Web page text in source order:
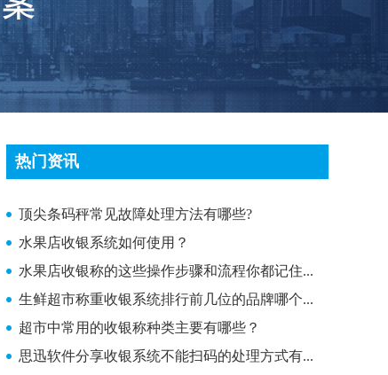
热门资讯
顶尖条码秤常见故障处理方法有哪些?
顶尖条码秤常见故障处理方法有哪些?
水果店收银系统如何使用？
水果店收银称的这些操作步骤和流程你都记住...
生鲜超市称重收银系统排行前几位的品牌哪个...
超市中常用的收银称种类主要有哪些？
思迅软件分享收银系统不能扫码的处理方式有...